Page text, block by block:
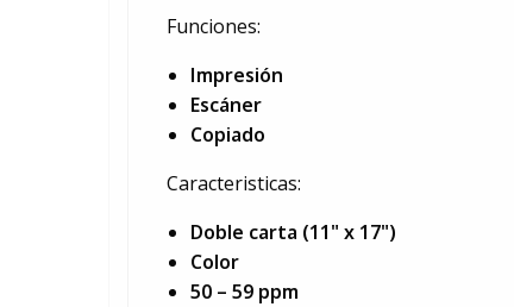
Funciones:
Impresión
Escáner
Copiado
Caracteristicas:
Doble carta (11" x 17")
Color
50 – 59 ppm